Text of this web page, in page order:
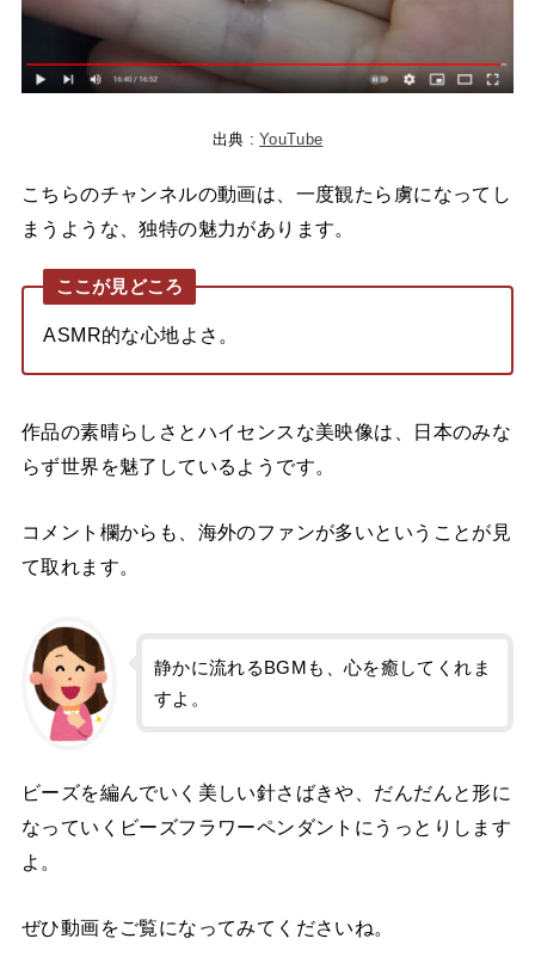
出典 :YouTube
こちらのチャンネルの動画は、一度観たら虜になってし
まうような、独特の魅力があります。
ここが見どころ
ASMR的な心地よさ。
作品の素晴らしさとハイセンスな美映像は、日本のみな
らず世界を魅了しているようです。
コメント欄からも、海外のファンが多いということが見
て取れます。
静かに流れるBGMも、心を癒してくれま
すよ。
ビーズを編んでいく美しい針さばきや、だんだんと形に
なっていくビーズフラワーペンダントにうっとりします
よ。
ぜひ動画をご覧になってみてくださいね。